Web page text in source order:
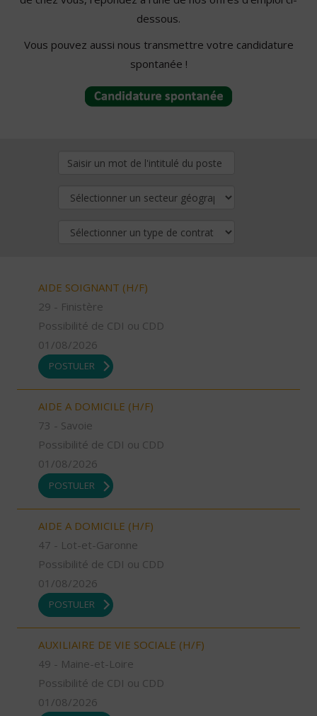
dessous.
Vous pouvez aussi nous transmettre votre candidature
spontanée !
AIDE SOIGNANT (H/F)
29 - Finistère
Possibilité de CDI ou CDD
01/08/2026
POSTULER
AIDE A DOMICILE (H/F)
73 - Savoie
Possibilité de CDI ou CDD
01/08/2026
POSTULER
AIDE A DOMICILE (H/F)
47 - Lot-et-Garonne
Possibilité de CDI ou CDD
01/08/2026
POSTULER
AUXILIAIRE DE VIE SOCIALE (H/F)
49 - Maine-et-Loire
Possibilité de CDI ou CDD
01/08/2026